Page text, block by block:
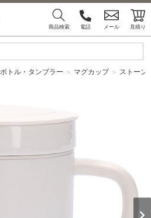
商品検索 電話 メール 見積り
ボトル・タンブラー マグカップ ストーン